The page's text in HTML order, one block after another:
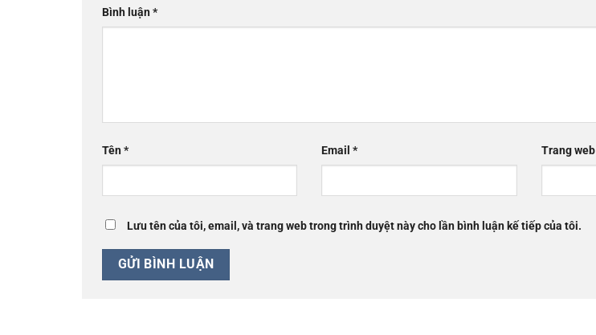
Bình luận*
Tên* Email* Trang web
Lưu tên của tôi, email, và trang web trong trình duyệt này cho lần bình luận kế tiếp của tôi.